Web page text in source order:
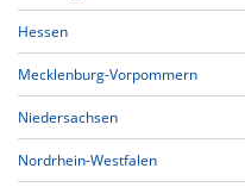
Hessen
Mecklenburg-Vorpommern
Niedersachsen
Nordrhein-Westfalen